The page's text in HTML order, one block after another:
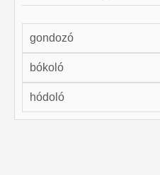
gondozó
bókoló
hódoló